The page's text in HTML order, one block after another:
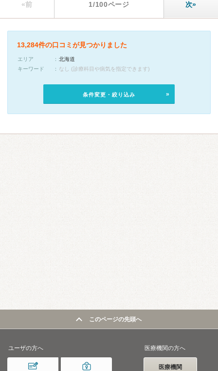
«前 1/100ページ 次»
13,284件の口コミが見つかりました
エリア
北海道
キーワード
なし (診療科目や病気を指定できます)
条件変更・絞り込み
このページの先頭へ
ユーザの方へ 医療機関の方へ
医療機関